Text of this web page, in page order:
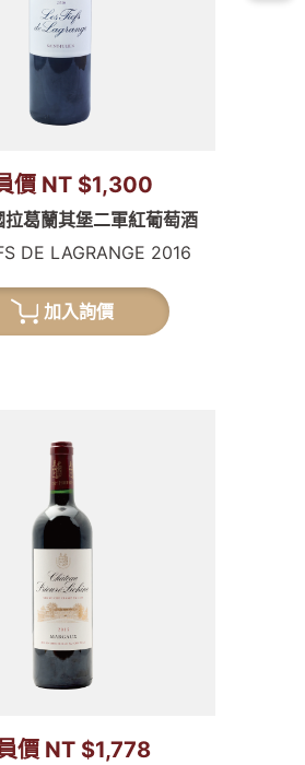
價 NT $1,300
葛蘭其堡二軍紅葡萄酒
DE LAGRANGE 2016
加入詢價
價 NT $1,778